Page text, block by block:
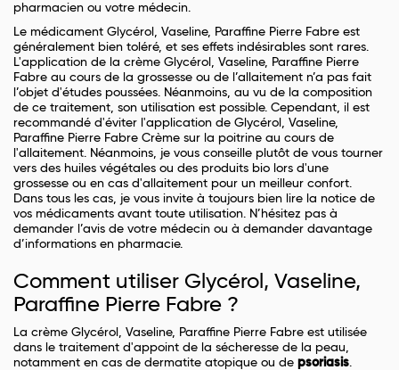
pharmacien ou votre médecin.
Le médicament Glycérol, Vaseline, Paraffine Pierre Fabre est
généralement bien toléré, et ses effets indésirables sont rares.
L'application de la crème Glycérol, Vaseline, Paraffine Pierre
Fabre au cours de la grossesse ou de l’allaitement n’a pas fait
l’objet d'études poussées. Néanmoins, au vu de la composition
de ce traitement, son utilisation est possible. Cependant, il est
recommandé d'éviter l'application de Glycérol, Vaseline,
Paraffine Pierre Fabre Crème sur la poitrine au cours de
l'allaitement. Néanmoins, je vous conseille plutôt de vous tourner
vers des huiles végétales ou des produits bio lors d'une
grossesse ou en cas d'allaitement pour un meilleur confort.
Dans tous les cas, je vous invite à toujours bien lire la notice de
vos médicaments avant toute utilisation. N’hésitez pas à
demander l’avis de votre médecin ou à demander davantage
d’informations en pharmacie.
Comment utiliser Glycérol, Vaseline,
Paraffine Pierre Fabre ?
La crème Glycérol, Vaseline, Paraffine Pierre Fabre est utilisée
dans le traitement d'appoint de la sécheresse de la peau,
notamment en cas de dermatite atopique ou de psoriasis.